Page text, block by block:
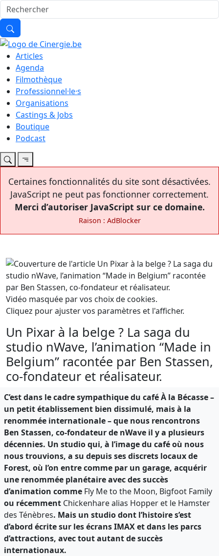
Articles
Agenda
Filmothèque
Professionnel·le·s
Organisations
Castings & Jobs
Boutique
Podcast
Certaines fonctionnalités du site sont désactivées.
JavaScript ne peut pas fonctionner correctement.
Merci d’autoriser JavaScript sur ce domaine.
Raison : AdBlocker
Vidéo masquée par vos choix de cookies.
Cliquez pour ajuster vos paramètres et l'afficher.
Un Pixar à la belge ? La saga du
studio nWave, l’animation “Made in
Belgium” racontée par Ben Stassen,
co-fondateur et réalisateur.
C’est dans le cadre sympathique du café À la Bécasse –
un petit établissement bien dissimulé, mais à la
renommée internationale – que nous rencontrons
Ben Stassen, co-fondateur de nWave il y a plusieurs
décennies. Un studio qui, à l’image du café où nous
nous trouvions, a su depuis ses discrets locaux de
Forest, où l’on entre comme par un garage, acquérir
une renommée planétaire avec des succès
d’animation comme Fly Me to the Moon, Bigfoot Family
ou récemment Chickenhare alias Hopper et le Hamster
des Ténèbres. Mais un studio dont l’histoire s’est
d’abord écrite sur les écrans IMAX et dans les parcs
d’attractions, avec tout autant de succès
internationaux.